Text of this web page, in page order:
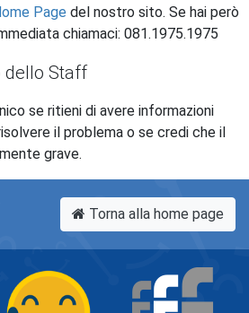
Page del nostro sito. Se hai però
chiamaci: 081.1975.1975
dello Staff
se ritieni di avere informazioni
il problema o se credi che il
grave.
Torna alla home page